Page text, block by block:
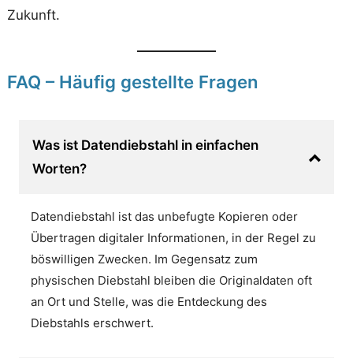
Zukunft.
FAQ – Häufig gestellte Fragen
Was ist Datendiebstahl in einfachen
Worten?
Datendiebstahl ist das unbefugte Kopieren oder
Übertragen digitaler Informationen, in der Regel zu
böswilligen Zwecken. Im Gegensatz zum
physischen Diebstahl bleiben die Originaldaten oft
an Ort und Stelle, was die Entdeckung des
Diebstahls erschwert.